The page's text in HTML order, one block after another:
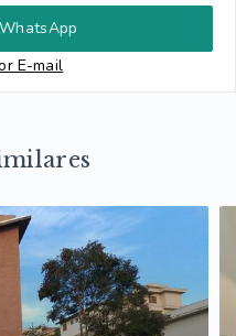
E-mail